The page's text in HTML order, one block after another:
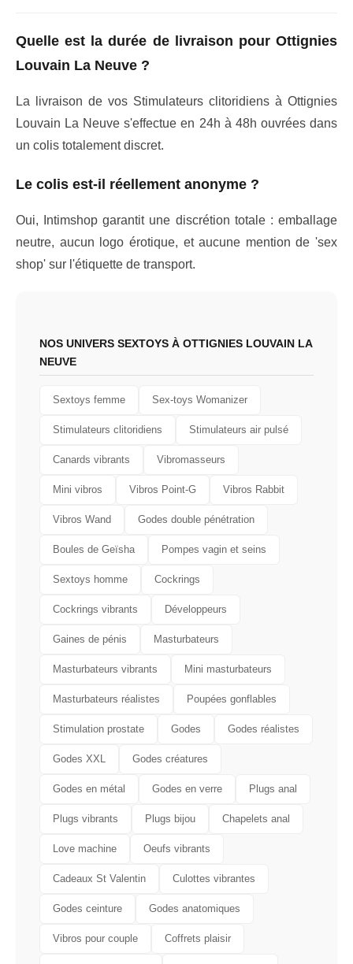
Quelle est la durée de livraison pour Ottignies
Louvain La Neuve ?
La livraison de vos Stimulateurs clitoridiens à Ottignies
Louvain La Neuve s'effectue en 24h à 48h ouvrées dans
un colis totalement discret.
Le colis est-il réellement anonyme ?
Oui, Intimshop garantit une discrétion totale : emballage
neutre, aucun logo érotique, et aucune mention de 'sex
shop' sur l'étiquette de transport.
NOS UNIVERS SEXTOYS À OTTIGNIES LOUVAIN LA
NEUVE
Sextoys femme Sex-toys Womanizer
Stimulateurs clitoridiens Stimulateurs air pulsé
Canards vibrants Vibromasseurs
Mini vibros Vibros Point-G Vibros Rabbit
Vibros Wand Godes double pénétration
Boules de Geïsha Pompes vagin et seins
Sextoys homme Cockrings
Cockrings vibrants Développeurs
Gaines de pénis Masturbateurs
Masturbateurs vibrants Mini masturbateurs
Masturbateurs réalistes Poupées gonflables
Stimulation prostate Godes Godes réalistes
Godes XXL Godes créatures
Godes en métal Godes en verre Plugs anal
Plugs vibrants Plugs bijou Chapelets anal
Love machine Oeufs vibrants
Cadeaux St Valentin Culottes vibrantes
Godes ceinture Godes anatomiques
Vibros pour couple Coffrets plaisir